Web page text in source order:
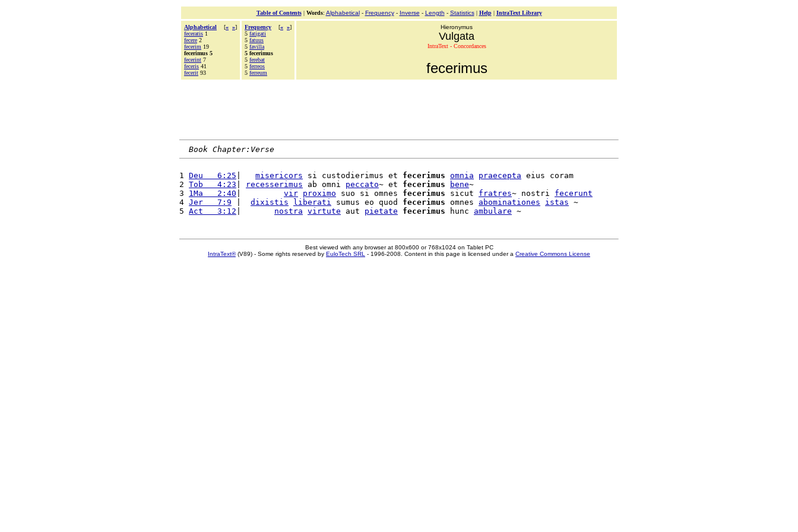
Table of Contents| Words: Alphabetical- Frequency- Inverse - Length - Statistics| Help| IntraText Library
Alphabetical [« »]
feceratis 1
fecere 2
fecerim 19
fecerimus 5
fecerint 7
feceris 41
fecerit 93
Frequency [« »]
5 fatigati
5 fatuus
5 favilla
5 fecerimus
5 ferebat
5 ferreos
5 ferreum
Hieronymus
Vulgata
IntraText - Concordances
fecerimus
Book Chapter:Verse
1 Deu   6:25 misericors si custodierimus et fecerimus omnia praecepta eius coram
2 Tob   4:23 recesserimus ab omni peccato~ et fecerimus bene~
3 1Ma   2:40 vir proximo suo si omnes fecerimus sicut fratres~ nostri fecerunt
4 Jer   7:9 dixistis liberati sumus eo quod fecerimus omnes abominationes istas ~
5 Act   3:12 nostra virtute aut pietate fecerimus hunc ambulare
Best viewed with any browser at 800x600 or 768x1024 on Tablet PC
IntraText®(V89) - Some rights reserved by EuloTech SRL - 1996-2008. Content in this page is licensed under a Creative Commons License